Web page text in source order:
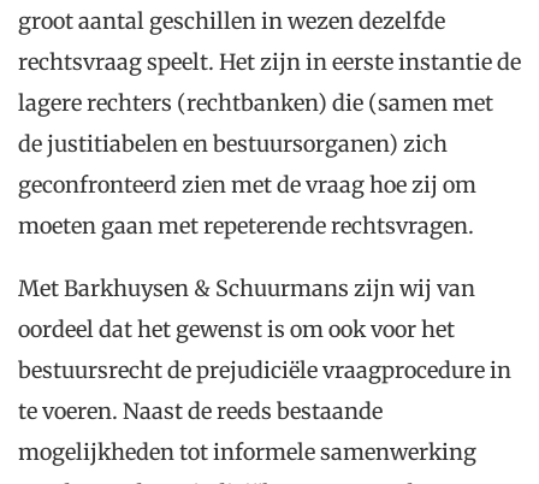
groot aantal geschillen in wezen dezelfde
rechtsvraag speelt. Het zijn in eerste instantie de
lagere rechters (rechtbanken) die (samen met
de justitiabelen en bestuursorganen) zich
geconfronteerd zien met de vraag hoe zij om
moeten gaan met repeterende rechtsvragen.
Met Barkhuysen & Schuurmans zijn wij van
oordeel dat het gewenst is om ook voor het
bestuursrecht de prejudiciële vraagprocedure in
te voeren. Naast de reeds bestaande
mogelijkheden tot informele samenwerking